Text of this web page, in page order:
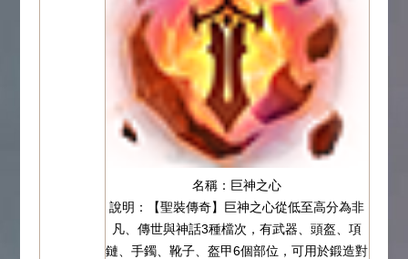
名稱：巨神之心
說明：【聖裝傳奇】巨神之心從低至高分為非
凡、傳世與神話3種檔次，有武器、頭盔、項
鏈、手鐲、靴子、盔甲6個部位，可用於鍛造對